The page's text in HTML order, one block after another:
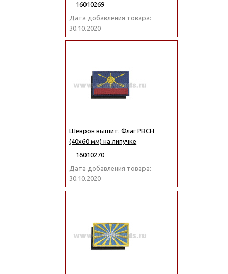
16010269
Дата добавления товара:
30.10.2020
Шеврон вышит. Флаг РВСН
(40x60 мм) на липучке
16010270
Дата добавления товара:
30.10.2020